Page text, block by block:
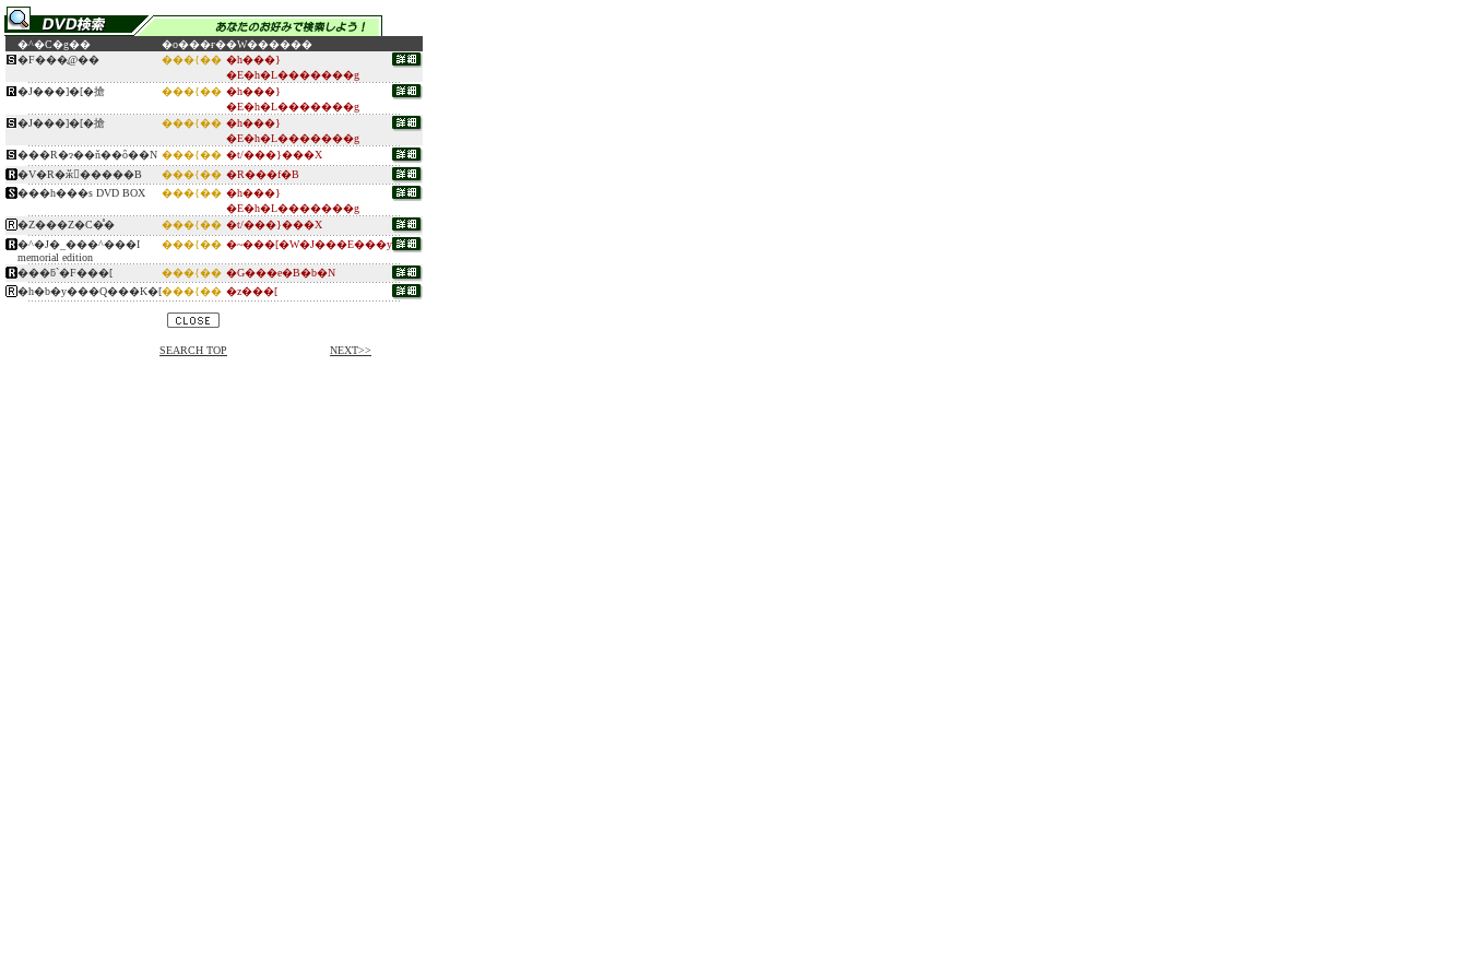
�^�C�g�� �o���ғ��W������
�F���̖@��
���{�� �h���}
�E�h�L�������g
�J���]�[�搶
���{�� �h���}
�E�h�L�������g
�J���]�[�搶
���{�� �h���}
�E�h�L�������g
���R�ɂ��ň��ȏ��N ���{�� �t/���}���X
�V�R�ӂ񂶂�����B
���{�� �R���f�B
���h���s DVD BOX
���{�� �h���}
�E�h�L�������g
�Z���Z�C�̊�
���{�� �t/���}���X
�^�J�_���^���I
memorial edition
���{�� �~���[�W�J���E���y
���ƃ`�F���[ ���{�� �G���e�B�b�N
�h�b�y���Q���K�[���{�� �z���[
SEARCH TOP NEXT>>